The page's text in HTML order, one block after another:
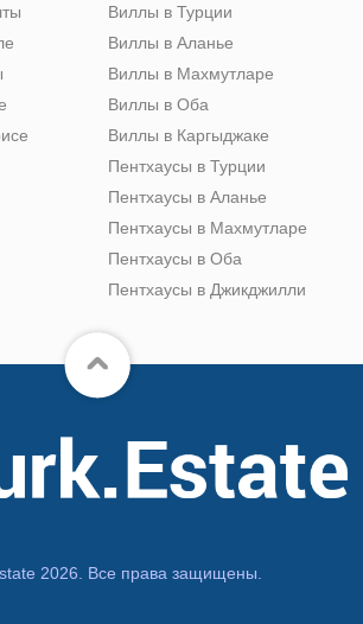
Виллы в Турции
Виллы в Аланье
Виллы в Махмутларе
Виллы в Оба
Виллы в Каргыджаке
Пентхаусы в Турции
Пентхаусы в Аланье
Пентхаусы в Махмутларе
Пентхаусы в Оба
Пентхаусы в Джикджилли
2026. Все права защищены.